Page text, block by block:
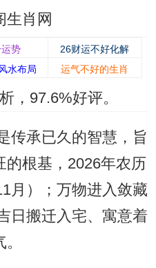
生肖网
势
26财运不好化解
水布局 运气不好的生肖
， 97.6%好评。
传承已久的智慧，旨
的根基，2026年农历
月）；万物进入敛藏
日搬迁入宅、寓意着